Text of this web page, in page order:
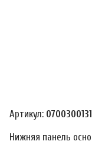
Артикул: 0700300131
Нижняя панель